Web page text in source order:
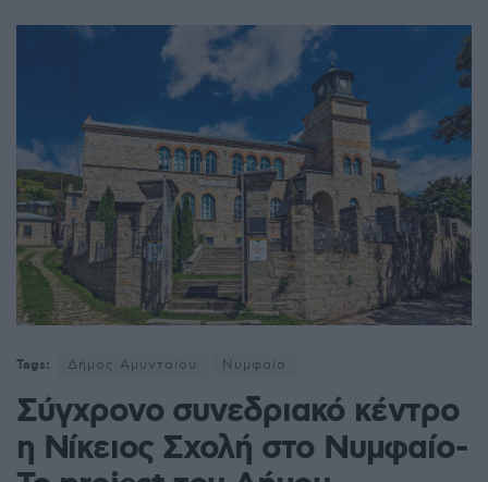
Tags: Δήμος Αμυνταίου Νυμφαίο
Σύγχρονο συνεδριακό κέντρο
η Νίκειος Σχολή στο Νυμφαίο-